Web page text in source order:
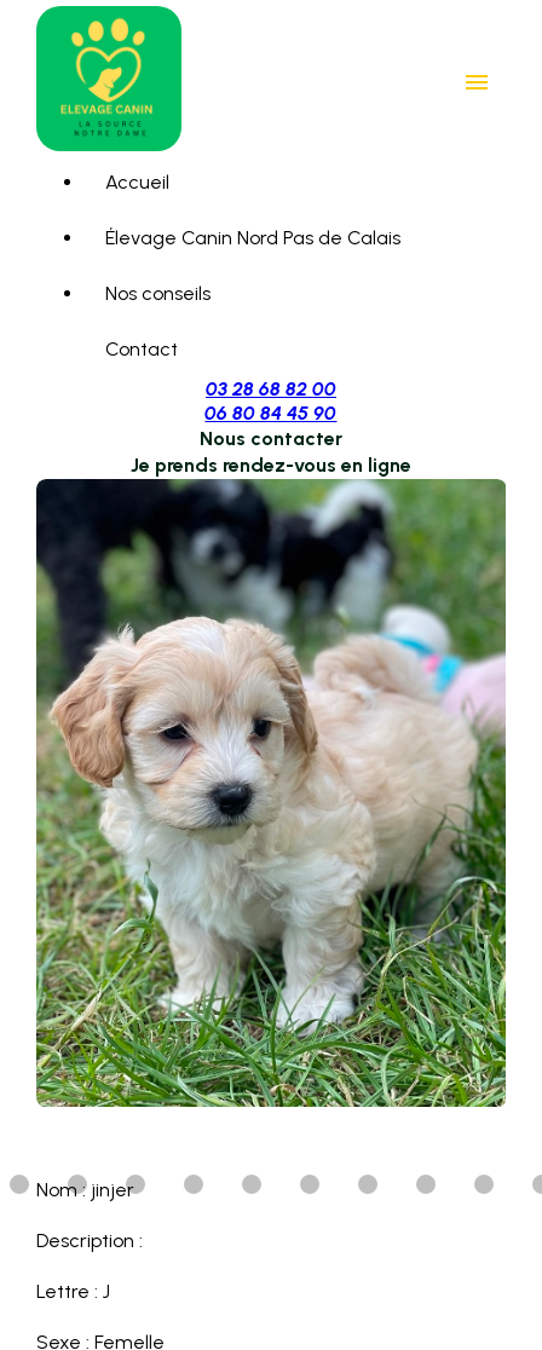
menu
Accueil
Élevage Canin Nord Pas de Calais
Nos conseils
Contact
03 28 68 82 00
06 80 84 45 90
Nous contacter
Je prends rendez-vous en ligne
Nom : jinjer
Description :
Lettre : J
Sexe : Femelle
Panneau de gestion des cookies